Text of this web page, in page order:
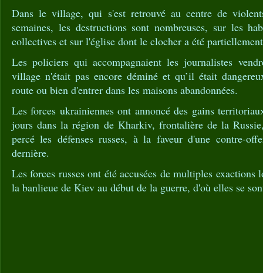
Dans le village, qui s'est retrouvé au centre de
semaines, les destructions sont nombreuses, sur les
collectives et sur l'église dont le clocher a été
Les policiers qui accompagnaient les journalistes
village n'était pas encore déminé et qu’il était
route ou bien d'entrer dans les maisons abandonnées.
Les forces ukrainiennes ont annoncé des gains
jours dans la région de Kharkiv, frontalière de la
percé les défenses russes, à la faveur d'une contre-
dernière.
Les forces russes ont été accusées de multiples exactions
la banlieue de Kiev au début de la guerre, d'où elles se